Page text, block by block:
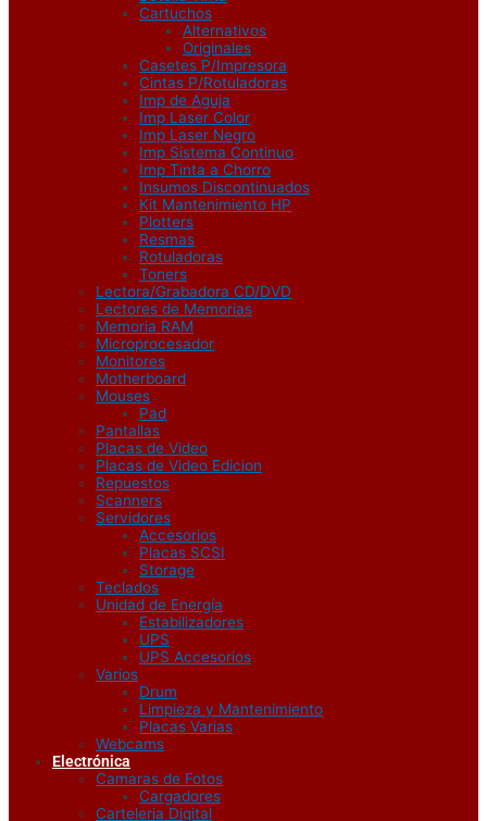
Cartuchos
Alternativos
Originales
Casetes P/Impresora
Cintas P/Rotuladoras
Imp de Aguja
Imp Laser Color
Imp Laser Negro
Imp Sistema Continuo
Imp Tinta a Chorro
Insumos Discontinuados
Kit Mantenimiento HP
Plotters
Resmas
Rotuladoras
Toners
Lectora/Grabadora CD/DVD
Lectores de Memorias
Memoria RAM
Microprocesador
Monitores
Motherboard
Mouses
Pad
Pantallas
Placas de Video
Placas de Video Edicion
Repuestos
Scanners
Servidores
Accesorios
Placas SCSI
Storage
Teclados
Unidad de Energía
Estabilizadores
UPS
UPS Accesorios
Varios
Drum
Limpieza y Mantenimiento
Placas Varias
Webcams
Electrónica
Camaras de Fotos
Cargadores
Carteleria Digital